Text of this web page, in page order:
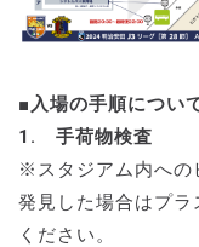
■入場の手順につい
1. 手荷物検査
※スタジアム内への
発見した場合はプ
ください。